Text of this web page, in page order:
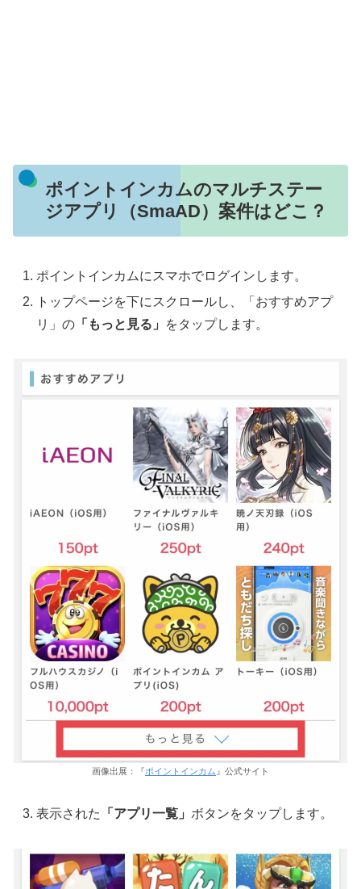
ポイントインカムのマルチステー
ジアプリ（SmaAD）案件はどこ？
ポイントインカムにスマホでログインします。
トップページを下にスクロールし、「おすすめアプ
リ」の 「もっと見る」 をタップします。
画像出展：『ポイントインカム』公式サイト
表示された 「アプリ一覧」 ボタンをタップします。